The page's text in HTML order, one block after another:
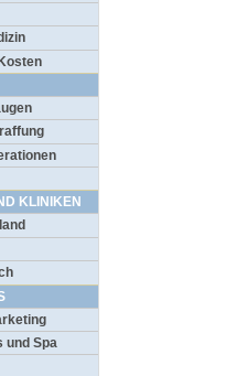
KLINIKEN
und Spa